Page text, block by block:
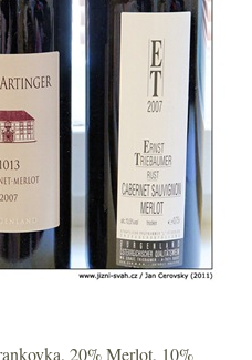
20% Merlot, 10%